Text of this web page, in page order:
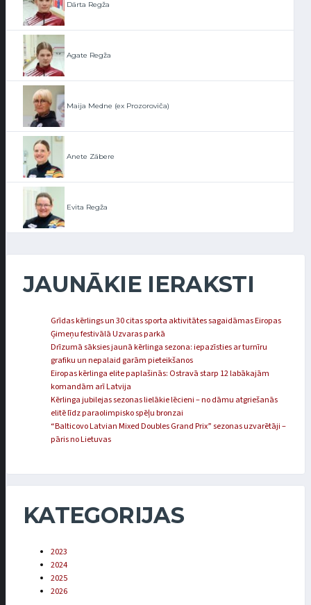
Dārta Regža
Agate Regža
Maija Medne (ex Prozoroviča)
Anete Zābere
Evita Regža
JAUNĀKIE IERAKSTI
Grīdas kērlings un 30 citas sporta aktivitātes sagaidāmas Eiropas
Ģimeņu festivālā Uzvaras parkā
Drīzumā sāksies jaunā kērlinga sezona: iepazīsties ar turnīru
grafiku un nepalaid garām pieteikšanos
Eiropas kērlinga elite paplašinās: Ostravā starp 12 labākajām
komandām arī Latvija
Kērlinga jubilejas sezonas lielākie lēcieni – no dāmu atgriešanās
elitē līdz paraolimpisko spēļu bronzai
“Balticovo Latvian Mixed Doubles Grand Prix” sezonas uzvarētāji –
pāris no Lietuvas
KATEGORIJAS
2023
2024
2025
2026